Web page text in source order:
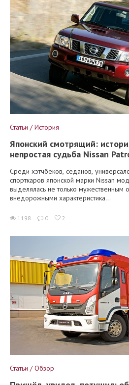
Статьи / История
Японский смотрящий:
непростая судьба Nissan
Среди хэтчбеков, седанов,
спорткаров японской марки Nissan
выделялась не только мужественным
внедорожными характеристика...
1198 0 2
Статьи / Обзор